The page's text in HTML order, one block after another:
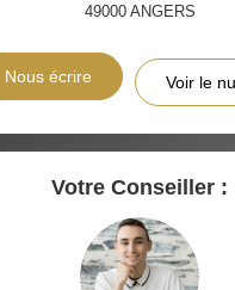
LYCÉES ECOLES
49000 ANGERS
Nous écrire Voir le
Votre Conseiller :